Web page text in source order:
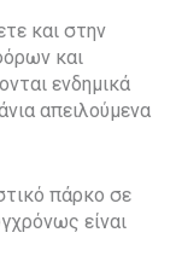
και στην
και
ενδημικά
απειλούμενα
πάρκο σε
είναι